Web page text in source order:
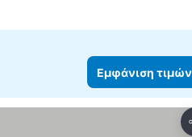
Εμφάνιση τιμών